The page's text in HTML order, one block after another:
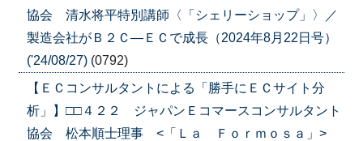
協会 清水将平特別講師〈「シェリーショップ」〉／
製造会社がＢ２Ｃ―ＥＣで成長（2024年8月22日号）
('24/08/27) (0792)
【ＥＣコンサルタントによる「勝手にＥＣサイト分
析」】□□４２２ ジャパンＥコマースコンサルタント
協会 松本順士理事 <「Ｌａ Ｆｏｒｍｏｓａ」>